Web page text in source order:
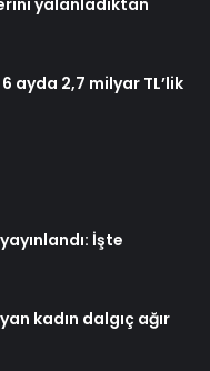
ayda 2,7 milyar TL’lik
İşte
kadın dalgıç ağır